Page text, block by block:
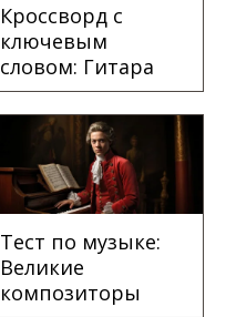
Кроссворд с
ключевым
словом: Гитара
Тест по музыке:
Великие
композиторы